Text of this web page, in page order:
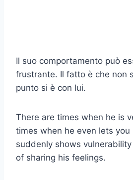
Il suo comportamento può
frustrante. Il fatto è che non
punto si è con lui.
There are times when he is
times when he even lets you
suddenly shows vulnerability
of sharing his feelings.